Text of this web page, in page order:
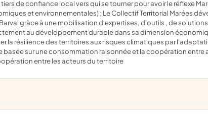
de confiance local vers qui se tourner pour avoir le réflexe
et environnementales) ; Le Collectif Territorial Marées
gràce à une mobilisation d'expertises, d'outils , de
au développement durable dans sa dimension
la résilience des territoires aux risques climatiques par
sur une consommation raisonnée et la coopération entre
entre les acteurs du territoire